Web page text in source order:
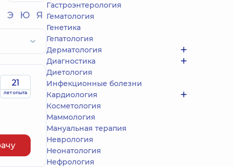
Э Ю Я
21
лет опыта
Гастроэнтерология
Гематология
Генетика
Гепатология
Дерматология
Диагностика
Диетология
Инфекционные болезни
Кардиология
Косметология
Маммология
Мануальная терапия
Неврология
Неонатология
Нефрология